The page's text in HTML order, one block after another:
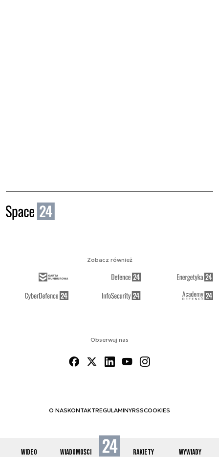
WIDEO WIADOMOŚCI RAKIETY WYWIADY
Obserwuj nas
O NASKONTAKTREGULAMINYRSSCOOKIES
Zobacz również
© 2012-2026 SPACE24